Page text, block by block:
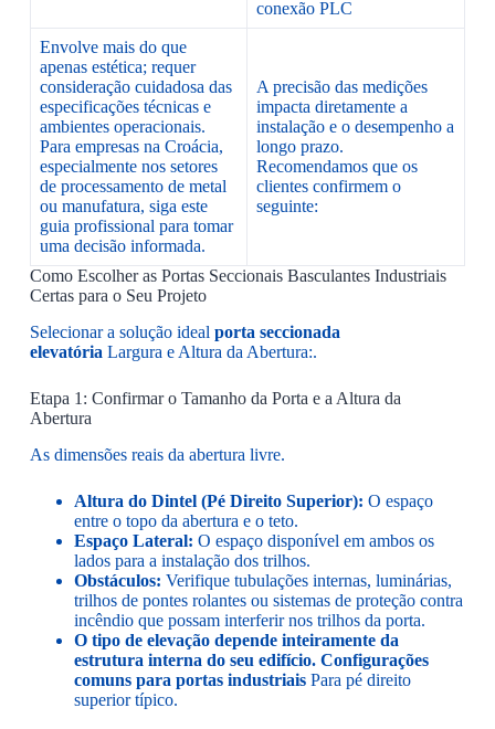
conexão PLC
Envolve mais do que
apenas estética; requer
consideração cuidadosa das
especificações técnicas e
ambientes operacionais.
Para empresas na Croácia,
especialmente nos setores
de processamento de metal
ou manufatura, siga este
guia profissional para tomar
uma decisão informada.
A precisão das medições
impacta diretamente a
instalação e o desempenho a
longo prazo.
Recomendamos que os
clientes confirmem o
seguinte:
Como Escolher as Portas Seccionais Basculantes Industriais
Certas para o Seu Projeto
Selecionar a solução ideal porta seccionada
elevatória Largura e Altura da Abertura:.
Etapa 1: Confirmar o Tamanho da Porta e a Altura da
Abertura
As dimensões reais da abertura livre.
Altura do Dintel (Pé Direito Superior): O espaço
entre o topo da abertura e o teto.
Espaço Lateral: O espaço disponível em ambos os
lados para a instalação dos trilhos.
Obstáculos: Verifique tubulações internas, luminárias,
trilhos de pontes rolantes ou sistemas de proteção contra
incêndio que possam interferir nos trilhos da porta.
O tipo de elevação depende inteiramente da
estrutura interna do seu edifício. Configurações
comuns para portas industriaisPara pé direito
superior típico.